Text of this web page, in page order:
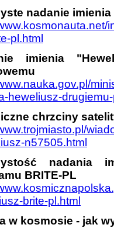
nadanie
pl.html
imienia
heweliusz-
chrzciny
n57505.html
nadania
BRITE-PL
brite-pl.html
w kosmosie - jak